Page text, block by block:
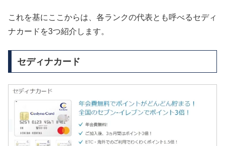
これを基にここからは、各ランクの代表とも呼べるセディ
ナカードを3つ紹介します。
セディナカード